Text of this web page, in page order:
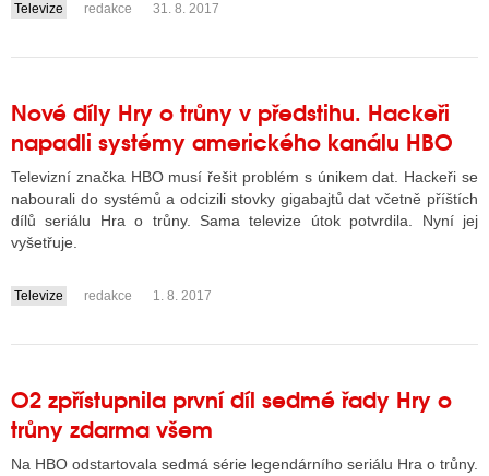
....
Televize redakce 31. 8. 2017
Nové díly Hry o trůny v předstihu. Hackeři
napadli systémy amerického kanálu HBO
Televizní značka HBO musí řešit problém s únikem dat. Hackeři se
nabourali do systémů a odcizili stovky gigabajtů dat včetně příštích
dílů seriálu Hra o trůny. Sama televize útok potvrdila. Nyní jej
vyšetřuje.
....
Televize redakce 1. 8. 2017
O2 zpřístupnila první díl sedmé řady Hry o
trůny zdarma všem
Na HBO odstartovala sedmá série legendárního seriálu Hra o trůny.